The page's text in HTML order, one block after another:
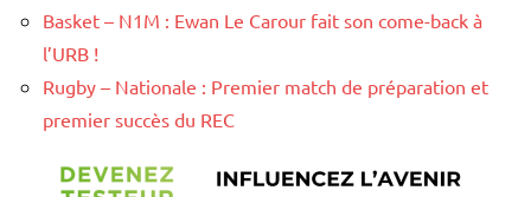
Basket – N1M : Ewan Le Carour fait son come-back à
l’URB !
Rugby – Nationale : Premier match de préparation et
premier succès du REC